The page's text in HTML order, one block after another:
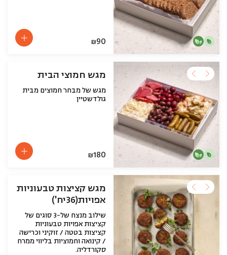
₪90
מגש חמוצי הבית
מגש של מבחר חמוצים מבית
גולדשטיין
₪180
מגש קציצות טבעוניות
אפויות(36יח')
שילוב מנצח של-3 סוגים של
קציצות אפויות טבעוניות
קציצות בטטה / זוקיני וכרישה
/ קינואה וחמוציות בליווי ממרח
סקורדליה.